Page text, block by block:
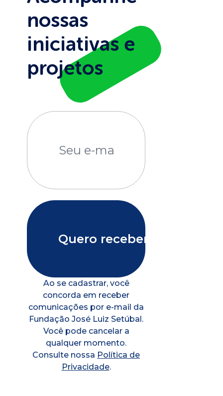
nossas
iniciativas e
projetos
Ao se cadastrar, você
concorda em receber
comunicações por e-mail da
Fundação José Luiz Setúbal.
Você pode cancelar a
qualquer momento.
Consulte nossa Política de
Privacidade.